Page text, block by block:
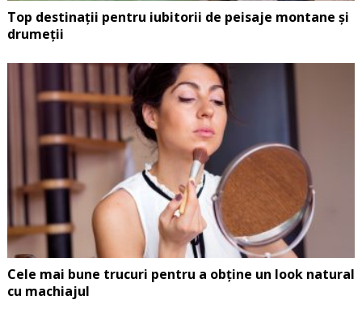
Top destinații pentru iubitorii de peisaje montane și
drumeții
Cele mai bune trucuri pentru a obține un look natural
cu machiajul